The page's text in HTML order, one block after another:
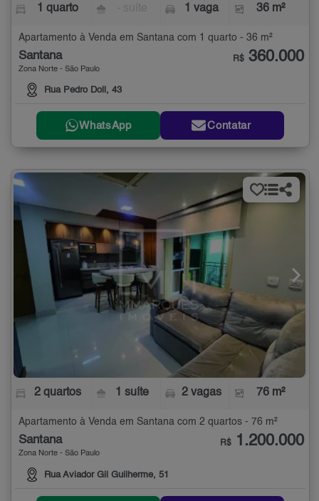
1 quarto 1 vaga 36 m²
Apartamento à Venda em Santana com 1 quarto - 36 m²
Santana
Zona Norte - São Paulo
Rua Pedro Doll, 43
R$ 360.000
WhatsApp Contatar
2 quartos 1 suíte 2 vagas 76 m²
Apartamento à Venda em Santana com 2 quartos - 76 m²
Santana
Zona Norte - São Paulo
Rua Aviador Gil Guilherme, 51
R$ 1.200.000